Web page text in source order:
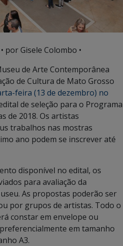
• por Gisele Colombo •
de Arte Contemporânea
de Cultura de Mato Grosso
feira (13 de dezembro) no
de seleção para o Programa
de 2018. Os artistas
trabalhos nas mostras
ano podem se inscrever até
disponível no edital, os
para avaliação da
As propostas poderão ser
por grupos de artistas. Todo o
constar em envelope ou
em tamanho
A3.